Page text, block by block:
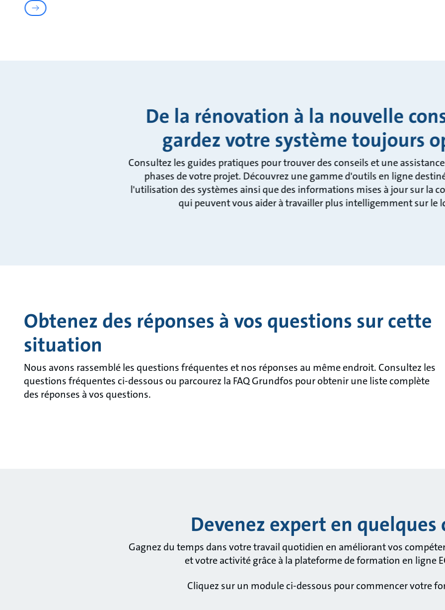
De la rénovation à la nouvelle
gardez votre système toujours
Consultez les guides pratiques pour trouver des conseils et une
phases de votre projet. Découvrez une gamme d'outils en ligne
l'utilisation des systèmes ainsi que des informations mises à jour sur la
qui peuvent vous aider à travailler plus intelligemment sur le
Obtenez des réponses à vos questions sur cette
situation
Nous avons rassemblé les questions fréquentes et nos réponses au même endroit. Consultez les
questions fréquentes ci-dessous ou parcourez la FAQ Grundfos pour obtenir une liste complète
des réponses à vos questions.
Devenez expert en quelques
Gagnez du temps dans votre travail quotidien en améliorant vos
et votre activité grâce à la plateforme de formation en ligne
Cliquez sur un module ci-dessous pour commencer votre